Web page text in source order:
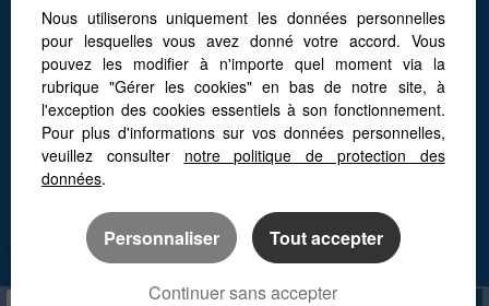
Graulhet (81300)
Tout savoir sur l’immobilier à Toulouse
L’immobilier à Vigoulet-Auzil
Faites appel à un chasseur immobilier
Vivre autour de Toulouse
Les quartiers de Toulouse
L’immobilier à Vieille-Toulouse
Les maisons au Golf de Palmola
Nous utiliserons uniquement les données personnelles
pour lesquelles vous avez donné votre accord. Vous
pouvez les modifier à n'importe quel moment via la
rubrique "Gérer les cookies" en bas de notre site, à
l'exception des cookies essentiels à son fonctionnement.
Pour plus d'informations sur vos données personnelles,
veuillez consulter notre politique de protection des
données.
Personnaliser Tout accepter
Continuer sans accepter